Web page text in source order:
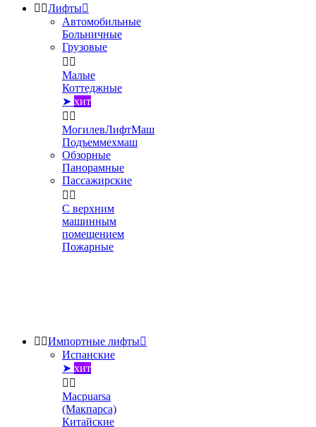
 Лифты
Автомобильные
Больничные
Грузовые
 
Малые
Коттеджные
➤ хит
 
МогилевЛифтМаш
Подъеммехмаш
Обзорные
Панорамные
Пассажирские
 
С верхним
машинным
помещением
Пожарные
 Импортные лифты
Испанские
➤ хит
 
Macpuarsa
(Макпарса)
Китайские